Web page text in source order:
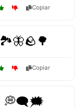
Copiar
🏞️🦋🪨🌳
Copiar
💭🗨️🗯️